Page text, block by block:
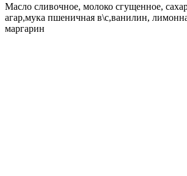
Масло сливочное, молоко сгущенное,
агар,мука пшеничная в\с,ванилин,
маргарин